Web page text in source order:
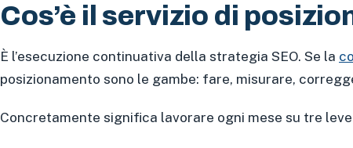
Cos’è il servizio di
È l’esecuzione continuativa della strategia SEO. Se la
posizionamento sono le gambe: fare, misurare,
Concretamente significa lavorare ogni mese su tre